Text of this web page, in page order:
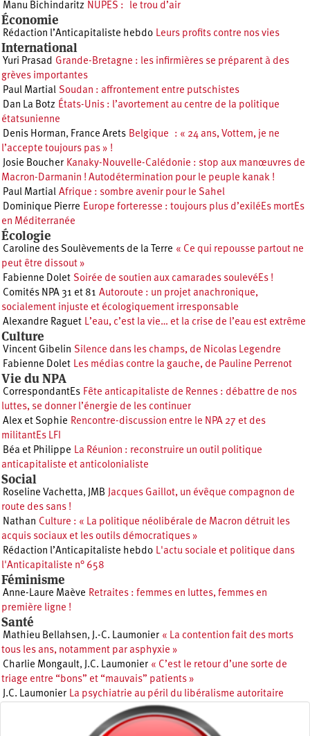
Manu Bichindaritz NUPES : le trou d’air
Économie
Rédaction l’Anticapitaliste hebdo Leurs profits contre nos vies
International
Yuri Prasad Grande-Bretagne : les infirmières se préparent à des
grèves importantes
Paul Martial Soudan : affrontement entre putschistes
Dan La Botz États-Unis : l’avortement au centre de la politique
étatsunienne
Denis Horman, France Arets Belgique : « 24 ans, Vottem, je ne
l’accepte toujours pas » !
Josie Boucher Kanaky-Nouvelle-Calédonie : stop aux manœuvres de
Macron-Darmanin ! Autodétermination pour le peuple kanak !
Paul Martial Afrique : sombre avenir pour le Sahel
Dominique Pierre Europe forteresse : toujours plus d’exiléEs mortEs
en Méditerranée
Écologie
Caroline des Soulèvements de la Terre « Ce qui repousse partout ne
peut être dissout »
Fabienne Dolet Soirée de soutien aux camarades soulevéEs !
Comités NPA 31 et 81 Autoroute : un projet anachronique,
socialement injuste et écologiquement irresponsable
Alexandre Raguet L’eau, c’est la vie… et la crise de l’eau est extrême
Culture
Vincent Gibelin Silence dans les champs, de Nicolas Legendre
Fabienne Dolet Les médias contre la gauche, de Pauline Perrenot
Vie du NPA
CorrespondantEs Fête anticapitaliste de Rennes : débattre de nos
luttes, se donner l’énergie de les continuer
Alex et Sophie Rencontre-discussion entre le NPA 27 et des
militantEs LFI
Béa et Philippe La Réunion : reconstruire un outil politique
anticapitaliste et anticolonialiste
Social
Roseline Vachetta, JMB Jacques Gaillot, un évêque compagnon de
route des sans !
Nathan Culture : « La politique néolibérale de Macron détruit les
acquis sociaux et les outils démocratiques »
Rédaction l’Anticapitaliste hebdo L'actu sociale et politique dans
l'Anticapitaliste n° 658
Féminisme
Anne-Laure Maève Retraites : femmes en luttes, femmes en
première ligne !
Santé
Mathieu Bellahsen, J.-C. Laumonier « La contention fait des morts
tous les ans, notamment par asphyxie »
Charlie Mongault, J.C. Laumonier « C’est le retour d’une sorte de
triage entre “bons” et “mauvais” patients »
J.C. Laumonier La psychiatrie au péril du libéralisme autoritaire